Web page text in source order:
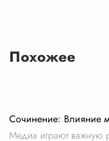
Похожее
Сочинение: Влияние
Медиа играют важную